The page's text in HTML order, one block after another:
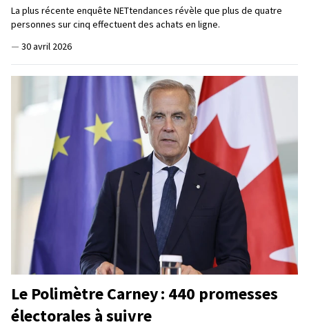
La plus récente enquête NETtendances révèle que plus de quatre
personnes sur cinq effectuent des achats en ligne.
— 30 avril 2026
Le Polimètre Carney : 440 promesses
électorales à suivre